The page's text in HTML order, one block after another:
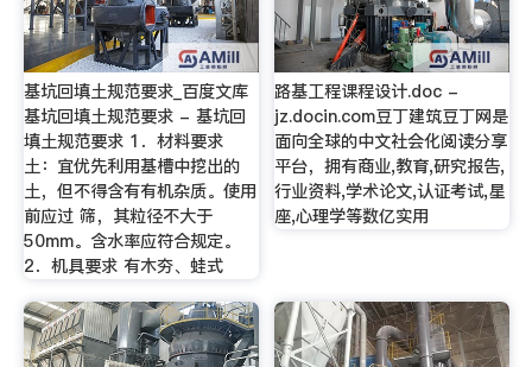
基坑回填土规范要求_百度文库
基坑回填土规范要求 - 基坑回
填土规范要求 1．材料要求
土：宜优先利用基槽中挖出的
土，但不得含有有机杂质。使用
前应过 筛，其粒径不大于
50mm。含水率应符合规定。
2．机具要求 有木夯、蛙式
路基工程课程设计.doc -
jz.docin.com豆丁建筑豆丁网是
面向全球的中文社会化阅读分享
平台，拥有商业,教育,研究报告,
行业资料,学术论文,认证考试,星
座,心理学等数亿实用